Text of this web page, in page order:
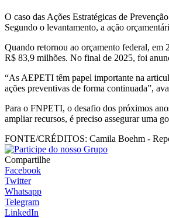
O caso das Ações Estratégicas de
Segundo o levantamento, a ação
Quando retornou ao orçamento federal, em
R$ 83,9 milhões. No final de 2025, foi
“As AEPETI têm papel importante na
ações preventivas de forma continuada”,
Para o FNPETI, o desafio dos próximos
ampliar recursos, é preciso assegurar uma
FONTE/CRÉDITOS: Camila Boehm -
Compartilhe
Facebook
Twitter
Whatsapp
Telegram
LinkedIn